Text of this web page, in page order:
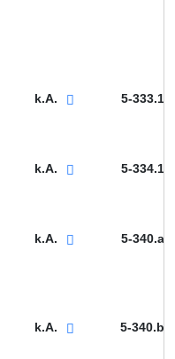
k.A. 5-333.1
k.A. 5-334.1
k.A. 5-340.a
k.A. 5-340.b